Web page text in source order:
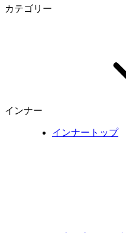
カテゴリー
インナー
インナートップ